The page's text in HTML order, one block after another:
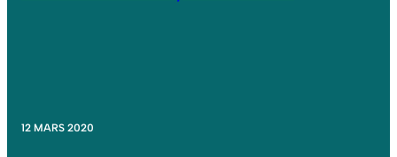
12 MARS 2020